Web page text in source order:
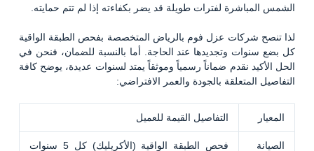
الشمس المباشرة لفترات طويلة قد يضر بكفاءته إذا لم تتم حمايته.
لذا تنصح شركات عزل فوم بالرياض المتخصصة بفحص الطبقة الواقية
كل بضع سنوات وتجديدها عند الحاجة. أما بالنسبة للضمان، فنحن في
الحل الأكيد نقدم ضماناً رسمياً وموثقاً يمتد لسنوات عديدة، يوضح كافة
التفاصيل المتعلقة بالجودة والعمر الافتراضي:
المعيار التفاصيل القيمة للعميل
الصيانة
فحص الطبقة الواقية (الأكريليك) كل 5 سنوات